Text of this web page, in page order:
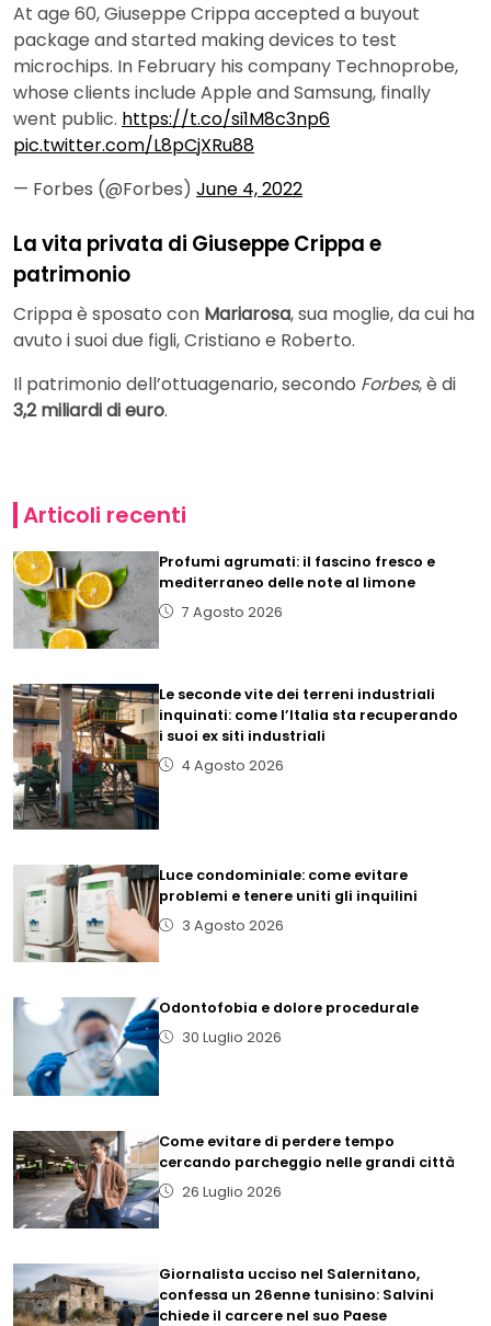
At age 60, Giuseppe Crippa accepted a buyout
package and started making devices to test
microchips. In February his company Technoprobe,
whose clients include Apple and Samsung, finally
went public. https://t.co/si1M8c3np6
pic.twitter.com/L8pCjXRu88
— Forbes (@Forbes) June 4, 2022
La vita privata di Giuseppe Crippa e
patrimonio
Crippa è sposato con Mariarosa, sua moglie, da cui ha
avuto i suoi due figli, Cristiano e Roberto.
Il patrimonio dell’ottuagenario, secondo Forbes, è di
3,2 miliardi di euro.
Articoli recenti
Profumi agrumati: il fascino fresco e
mediterraneo delle note al limone
7 Agosto 2026
Le seconde vite dei terreni industriali
inquinati: come l’Italia sta recuperando
i suoi ex siti industriali
4 Agosto 2026
Luce condominiale: come evitare
problemi e tenere uniti gli inquilini
3 Agosto 2026
Odontofobia e dolore procedurale
30 Luglio 2026
Come evitare di perdere tempo
cercando parcheggio nelle grandi città
26 Luglio 2026
Giornalista ucciso nel Salernitano,
confessa un 26enne tunisino: Salvini
chiede il carcere nel suo Paese